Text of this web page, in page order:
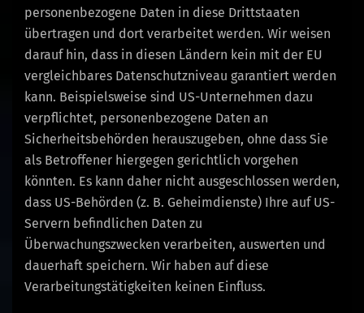
personenbezogene Daten in diese Drittstaaten
übertragen und dort verarbeitet werden. Wir weisen
darauf hin, dass in diesen Ländern kein mit der EU
vergleichbares Datenschutzniveau garantiert werden
kann. Beispielsweise sind US-Unternehmen dazu
verpflichtet, personenbezogene Daten an
Sicherheitsbehörden herauszugeben, ohne dass Sie
als Betroffener hiergegen gerichtlich vorgehen
könnten. Es kann daher nicht ausgeschlossen werden,
dass US-Behörden (z. B. Geheimdienste) Ihre auf US-
Servern befindlichen Daten zu
Überwachungszwecken verarbeiten, auswerten und
dauerhaft speichern. Wir haben auf diese
Verarbeitungstätigkeiten keinen Einfluss.